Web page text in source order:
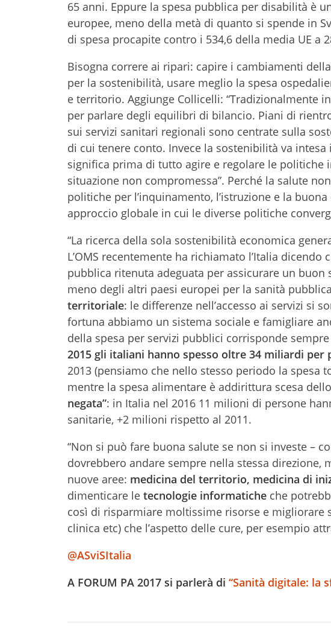
65 anni. Eppure la spesa pubblica per disabilità è
europee, meno della metà di quanto si spende in
di spesa procapite contro i 534,6 della media UE a
Bisogna correre ai ripari: capire i cambiamenti
per la sostenibilità, usare meglio la spesa
e territorio. Aggiunge Collicelli: “Tradizionalmente
per parlare degli equilibri di bilancio. Piani di
sui servizi sanitari regionali sono centrate sulla
di cui tenere conto. Invece la sostenibilità va
significa prima di tutto agire e regolare le
situazione non compromessa”. Perché la salute
politiche per l’inquinamento, l’istruzione e la
approccio globale in cui le diverse politiche
“La ricerca della sola sostenibilità economica
L’OMS recentemente ha richiamato l’Italia
pubblica ritenuta adeguata per assicurare un
meno degli altri paesi europei per la sanità
territoriale: le differenze nell’accesso ai servizi si
fortuna abbiamo un sistema sociale e famigliare
della spesa per servizi pubblici corrisponde
2015 gli italiani hanno spesso oltre 34 miliardi
2013 (pensiamo che nello stesso periodo la spesa
mentre la spesa alimentare è addirittura scesa
negata”: in Italia nel 2016 11 milioni di persone
sanitarie, +2 milioni rispetto al 2011.
“Non si può fare buona salute se non si investe –
dovrebbero andare sempre nella stessa
nuove aree: medicina del territorio, medicina di
dimenticare le tecnologie informatiche che
così di risparmiare moltissime risorse e migliorare
clinica etc) che l’aspetto delle cure, per esempio
@ASviSItalia
A FORUM PA 2017 si parlerà di “Sanità digitale: la